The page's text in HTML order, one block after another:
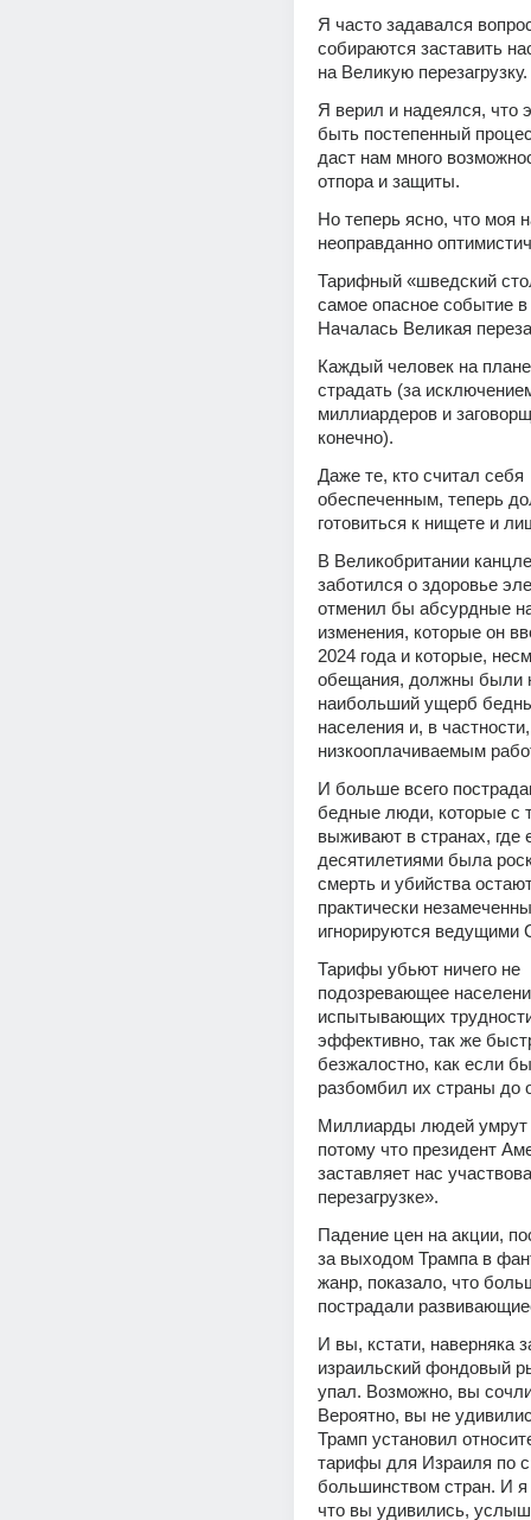
Я часто задавался
собираются заставить
на Великую перезагрузку.
Я верил и надеялся, что
быть постепенный
даст нам много
отпора и защиты.
Но теперь ясно, что моя
неоправданно
Тарифный «шведский
самое опасное событие
Началась Великая
Каждый человек на
страдать (за
миллиардеров и
конечно).
Даже те, кто считал себя
обеспеченным, теперь
готовиться к нищете и
В Великобритании
заботился о здоровье
отменил бы абсурдные
изменения, которые он
2024 года и которые,
обещания, должны были
наибольший ущерб
населения и, в частности,
низкооплачиваемым
И больше всего
бедные люди, которые с
выживают в странах, где
десятилетиями была
смерть и убийства
практически
игнорируются
Тарифы убьют ничего не
подозревающее
испытывающих
эффективно, так же
безжалостно, как если
разбомбил их страны до
Миллиарды людей умрут
потому что президент
заставляет нас
перезагрузке».
Падение цен на акции,
за выходом Трампа в
жанр, показало, что
пострадали
И вы, кстати, наверняка
израильский фондовый
упал. Возможно, вы
Вероятно, вы не
Трамп установил
тарифы для Израиля по
большинством стран. И
что вы удивились,